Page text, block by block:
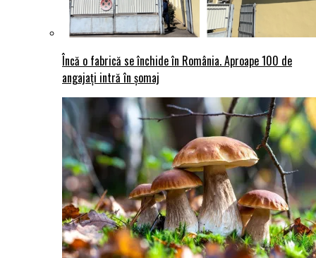
Încă o fabrică se închide în România. Aproape 100 de
angajați intră în șomaj